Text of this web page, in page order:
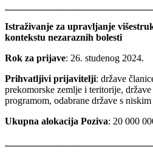
Istraživanje za upravljanje
kontekstu nezaraznih bolesti
Rok za prijave: 26. studenog 2024.
Prihvatljivi prijavitelji: države
prekomorske zemlje i teritorije,
programom, odabrane države s
Ukupna alokacija Poziva: 20 000